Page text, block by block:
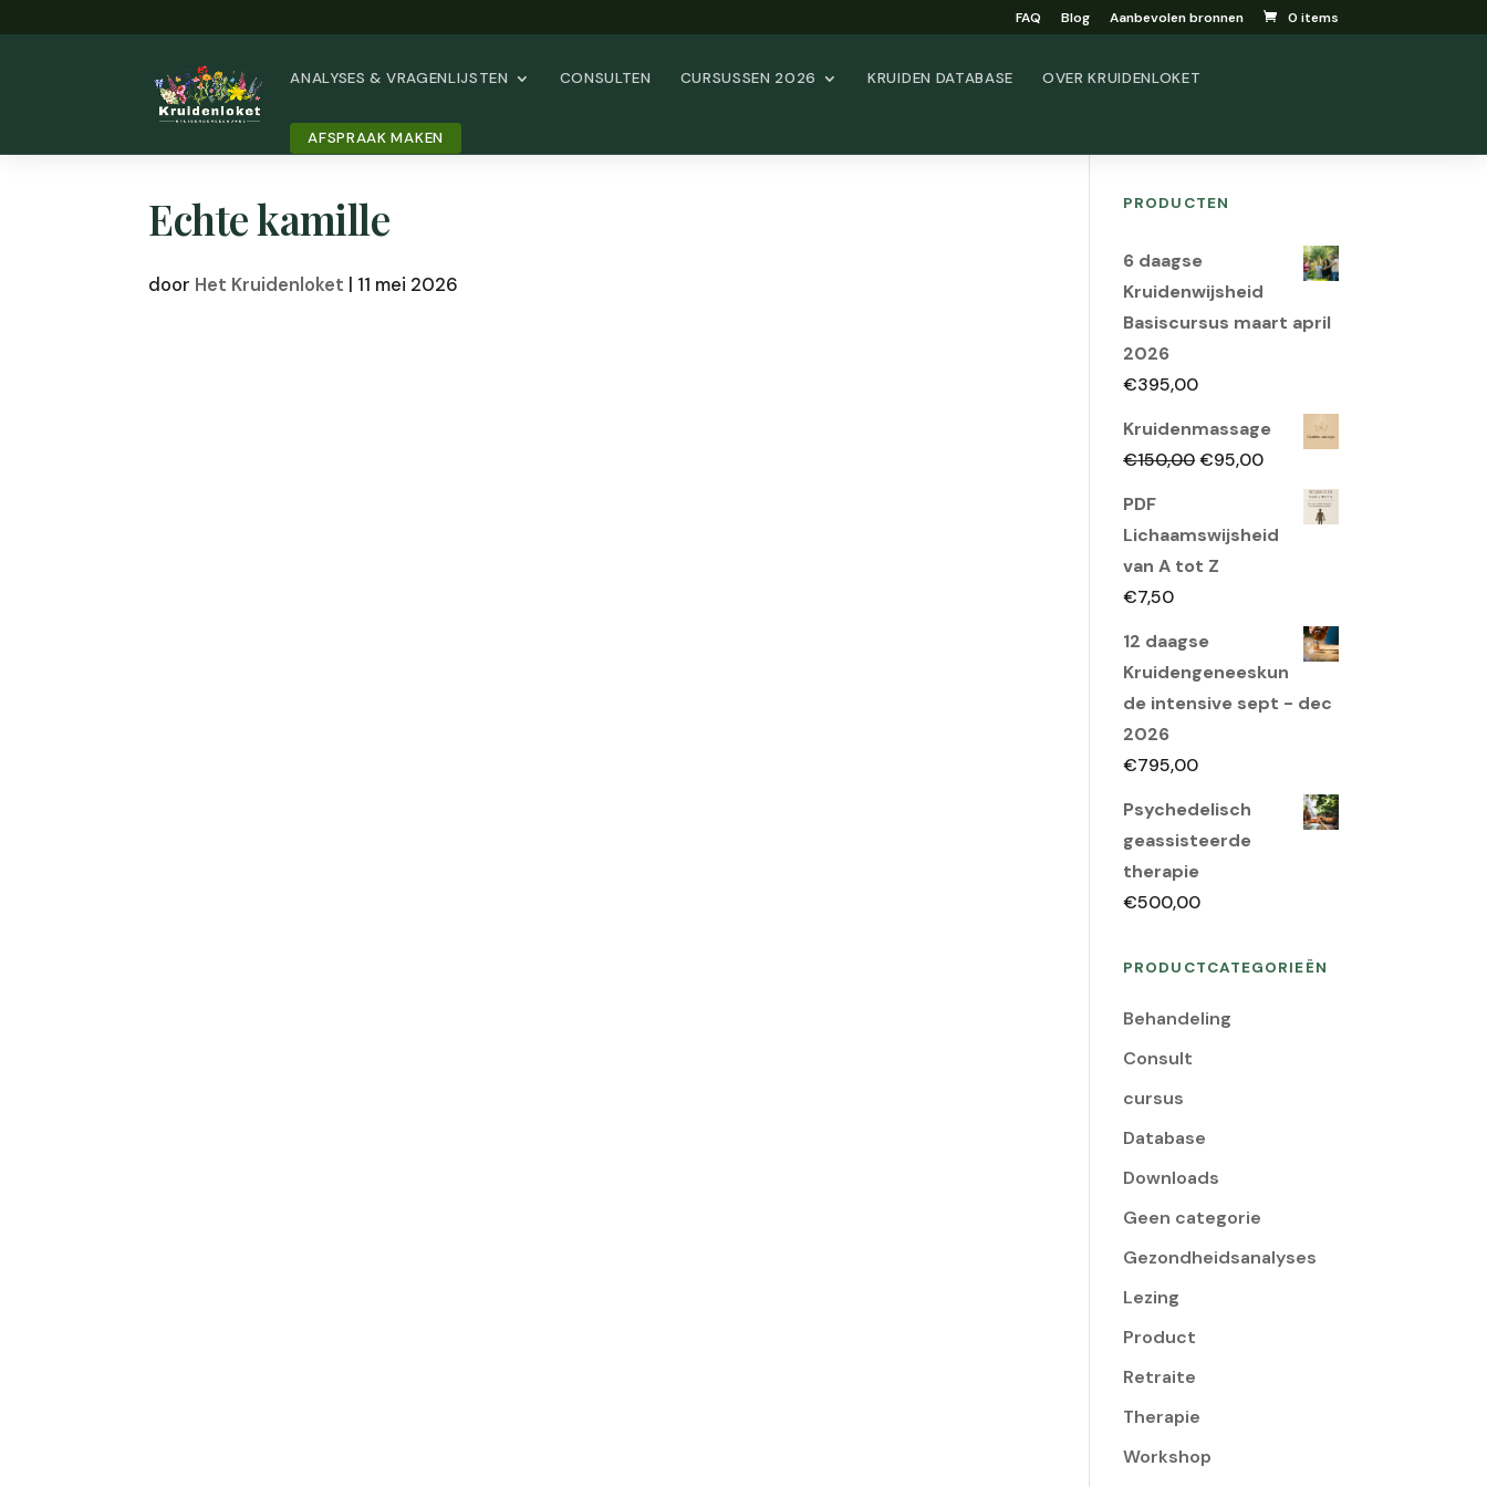
FAQ Blog Aanbevolen bronnen 0 items
ANALYSES & VRAGENLIJSTEN CONSULTEN CURSUSSEN 2026 KRUIDEN DATABASE OVER KRUIDENLOKET
AFSPRAAK MAKEN
Echte kamille
door Het Kruidenloket 11 mei 2026
PRODUCTEN
6 daagse
Kruidenwijsheid
Basiscursus maart april
2026
€395,00
Kruidenmassage
€150,00Oorspronkelijke
€150,00.
€95,00Huidige
PDF
Lichaamswijsheid
van A tot Z
€7,50
12 daagse
Kruidengeneeskun
de intensive sept - dec
2026
€795,00
Psychedelisch
geassisteerde
therapie
€500,00
PRODUCTCATEGORIEËN
Behandeling
Consult
cursus
Database
Downloads
Geen categorie
Gezondheidsanalyses
Lezing
Product
Retraite
Therapie
Workshop